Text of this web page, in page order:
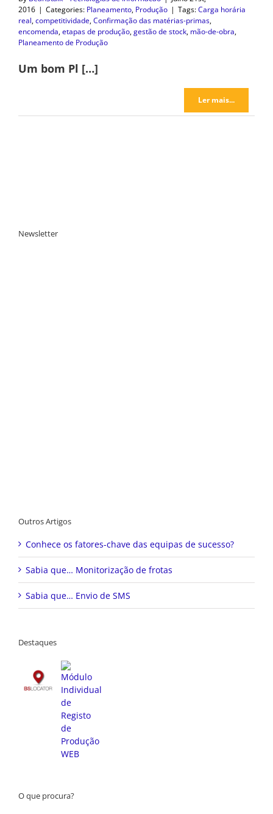
2016 | Categories: Planeamento, Produção | Tags:Carga horária
real,competitividade,Confirmação das matérias-primas,
encomenda,etapas de produção,gestão de stock, mão-de-obra,
Planeamento de Produção
Um bom Pl […]
Ler mais...
Newsletter
Outros Artigos
Conhece os fatores-chave das equipas de sucesso?
Sabia que… Monitorização de frotas
Sabia que… Envio de SMS
Destaques
O que procura?